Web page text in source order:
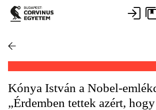
Kónya István a Nobel-
„Érdemben tettek azért,